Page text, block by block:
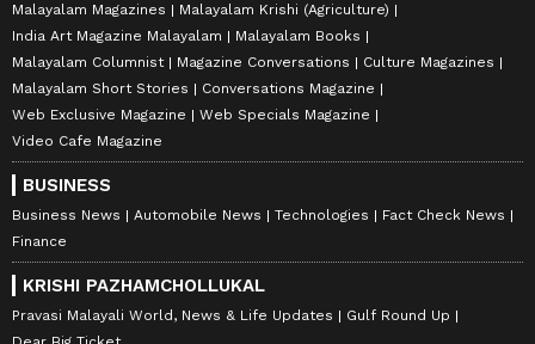
Malayalam Magazines
Malayalam Krishi (Agriculture)
India Art Magazine Malayalam
Malayalam Books
Malayalam Columnist
Magazine Conversations
Culture Magazines
Malayalam Short Stories
Conversations Magazine
Web Exclusive Magazine
Web Specials Magazine
Video Cafe Magazine
BUSINESS
Business News Automobile News Technologies
Fact Check News
Finance
KRISHI PAZHAMCHOLLUKAL
Pravasi Malayali World, News & Life Updates
Gulf Round Up